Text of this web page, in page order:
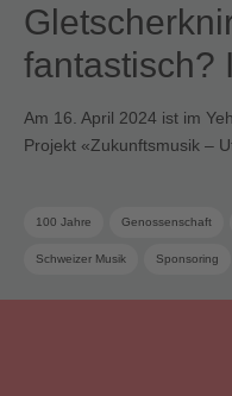
fantastisch?
Am 16. April 2024 ist im
Projekt «Zukunftsmusik –
100 Jahre Genossenschaft
Schweizer Musik Sponsoring